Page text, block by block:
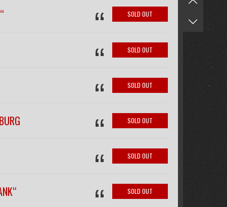
“ SOLD OUT
“ SOLD OUT
“ SOLD OUT
“ SOLD OUT
“ SOLD OUT
SOLD OUT